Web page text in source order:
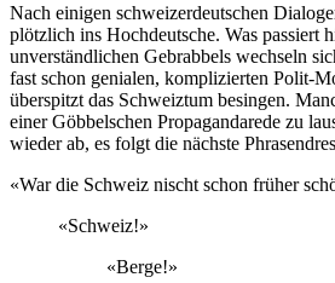
Nach einigen schweizerdeutschen
plötzlich ins Hochdeutsche. Was passiert
unverständlichen Gebrabbels wechseln
fast schon genialen, komplizierten Polit-
überspitzt das Schweiztum besingen.
einer Göbbelschen Propagandarede zu
wieder ab, es folgt die nächste
«War die Schweiz nischt schon früher
«Schweiz!»
«Berge!»